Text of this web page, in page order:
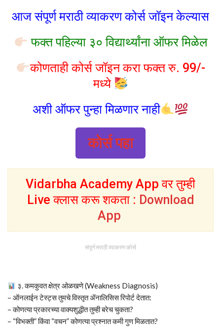
आज संपूर्ण मराठी व्याकरण कोर्स जॉइन केल्यास
फक्त पहिल्या ३० विद्यार्थ्यांना ऑफर मिळेल
कोणताही कोर्स जॉइन करा फक्त रु. 99/-
मध्ये
अशी ऑफर पुन्हा मिळणार नाही
कोर्स पहा
Vidarbha Academy App वर तुम्ही
Live क्लास करू शकता : Download
App
संपूर्ण मराठी व्याकरण कोर्स
३. कमकुवत क्षेत्र ओळखणे (Weakness Diagnosis)
– ऑनलाईन टेस्ट्स तुमचे विस्तृत ॲनालिसिस रिपोर्ट देतात:
– कोणत्या प्रकारच्या वाक्यशुद्धीत तुम्ही बरेच चुकता?
– “विभक्ती” किंवा “वचन” कोणत्या प्रश्नात कमी गुण मिळतात?